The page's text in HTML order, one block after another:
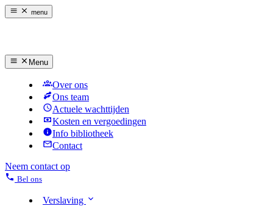
menu
Menu
Over ons
Ons team
Actuele wachttijden
Kosten en vergoedingen
Info bibliotheek
Contact
Neem contact op
Bel ons
Verslaving